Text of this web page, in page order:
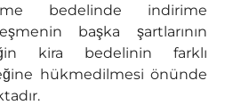
bedelinde indirime
başka şartlarının
kira bedelinin farklı
hükmedilmesi önünde